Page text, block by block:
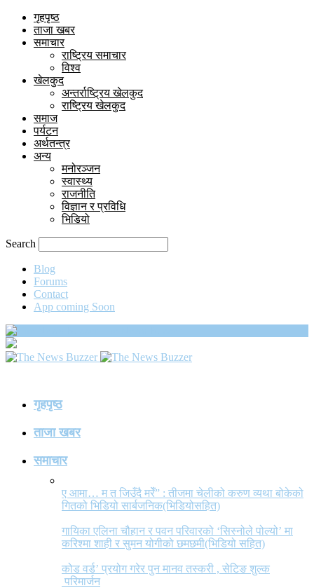
गृहपृष्ठ
ताजा खबर
समाचार
राष्ट्रिय समाचार
विश्व
खेलकुद
अन्तर्राष्ट्रिय खेलकुद
राष्ट्रिय खेलकुद
समाज
पर्यटन
अर्थतन्त्र
अन्य
मनोरञ्जन
स्वास्थ्य
राजनीति
विज्ञान र प्रविधि
भिडियो
Search
Blog
Forums
Contact
App coming Soon
गृहपृष्ठ
ताजा खबर
समाचार
ए आमा… म त जिउँदै मरेँ” : तीजमा चेलीको करुण व्यथा बोकेको
गितको भिडियो सार्बजनिक(भिडियोसहित)
गायिका एलिना चौहान र पवन परिवारको ‘सिस्नोले पोल्यो’ मा
करिश्मा शाही र सुमन योगीको छमछमी(भिडियो सहित)
कोड वर्ड’ प्रयोग गरेर पुन मानव तस्करी , सेटिङ शुल्क
परिमार्जन